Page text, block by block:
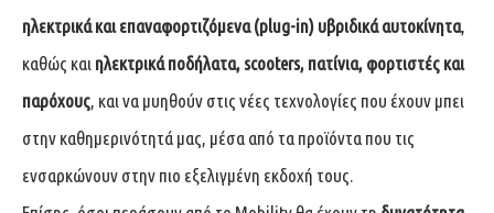
ηλεκτρικά και επαναφορτιζόμενα (plug-in) υβριδικά αυτοκίνητα,
καθώς και ηλεκτρικά ποδήλατα, scooters, πατίνια, φορτιστές και
παρόχους, και να μυηθούν στις νέες τεχνολογίες που έχουν μπει
στην καθημερινότητά μας, μέσα από τα προϊόντα που τις
ενσαρκώνουν στην πιο εξελιγμένη εκδοχή τους.